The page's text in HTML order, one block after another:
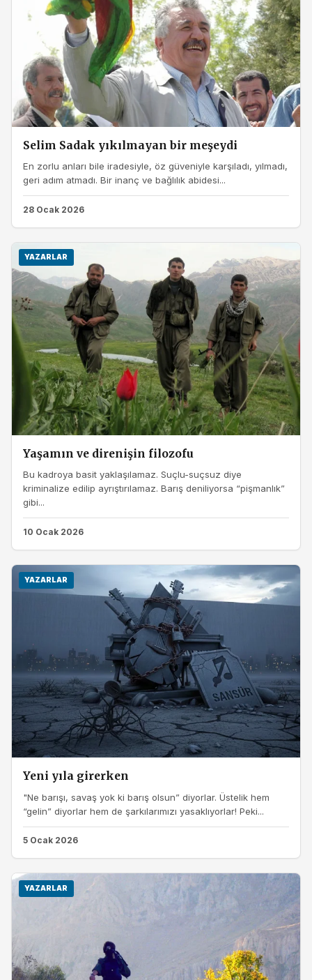
Selim Sadak yıkılmayan bir meşeydi
En zorlu anları bile iradesiyle, öz güveniyle karşıladı, yılmadı,
geri adım atmadı. Bir inanç ve bağlılık abidesi...
28 Ocak 2026
YAZARLAR
Yaşamın ve direnişin filozofu
Bu kadroya basit yaklaşılamaz. Suçlu-suçsuz diye
kriminalize edilip ayrıştırılamaz. Barış deniliyorsa “pişmanlık”
gibi...
10 Ocak 2026
YAZARLAR
Yeni yıla girerken
"Ne barışı, savaş yok ki barış olsun” diyorlar. Üstelik hem
“gelin” diyorlar hem de şarkılarımızı yasaklıyorlar! Peki...
5 Ocak 2026
YAZARLAR